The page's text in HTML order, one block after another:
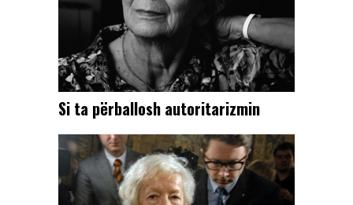
Si ta përballosh autoritarizmin